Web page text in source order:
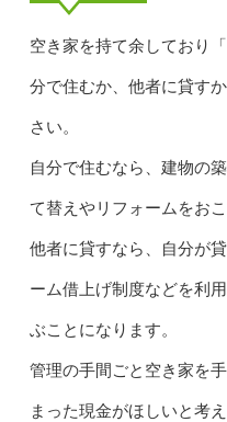
空き家を持て余しており
分で住むか、他者に貸す
さい。
自分で住むなら、建物の
て替えやリフォームをおこ
他者に貸すなら、自分が
ーム借上げ制度などを利
ぶことになります。
管理の手間ごと空き家を
まった現金がほしいと考